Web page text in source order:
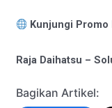
Kunjungi Promo
Raja Daihatsu –
Bagikan Artikel: